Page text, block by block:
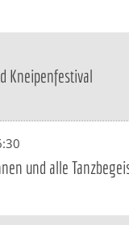
Kneipenfestival
und alle